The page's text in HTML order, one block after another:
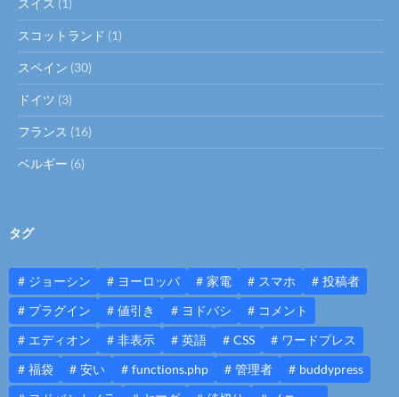
スイス (1)
スコットランド (1)
スペイン (30)
ドイツ (3)
フランス (16)
ベルギー (6)
タグ
ジョーシン ヨーロッパ 家電 スマホ
投稿者
プラグイン
値引き ヨドバシ
コメント
エディオン
非表示 英語 CSS
ワードプレス
福袋
安い functions.php 管理者
buddypress